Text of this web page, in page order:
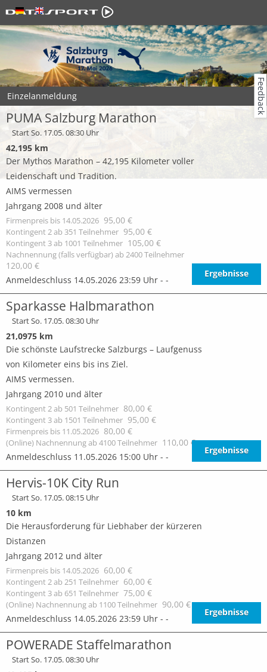
Einzelanmeldung
PUMA Salzburg Marathon
Start So. 17.05. 08:30 Uhr
42,195 km
Der Mythos Marathon – 42,195 Kilometer voller
Leidenschaft und Tradition.
AIMS vermessen
Jahrgang 2008 und älter
Firmenpreis bis 14.05.2026 95,00 €
Kontingent 2 ab 351 Teilnehmer 95,00 €
Kontingent 3 ab 1001 Teilnehmer 105,00 €
Nachnennung (falls verfügbar) ab 2400 Teilnehmer
120,00 €
Anmeldeschluss 14.05.2026 23:59 Uhr - -
Ergebnisse
Sparkasse Halbmarathon
Start So. 17.05. 08:30 Uhr
21,0975 km
Die schönste Laufstrecke Salzburgs – Laufgenuss
von Kilometer eins bis ins Ziel.
AIMS vermessen.
Jahrgang 2010 und älter
Kontingent 2 ab 501 Teilnehmer 80,00 €
Kontingent 3 ab 1501 Teilnehmer 95,00 €
Firmenpreis bis 11.05.2026 80,00 €
(Online) Nachnennung ab 4100 Teilnehmer 110,00 €
Anmeldeschluss 11.05.2026 15:00 Uhr - -
Ergebnisse
Hervis-10K City Run
Start So. 17.05. 08:15 Uhr
10 km
Die Herausforderung für Liebhaber der kürzeren
Distanzen
Jahrgang 2012 und älter
Firmenpreis bis 14.05.2026 60,00 €
Kontingent 2 ab 251 Teilnehmer 60,00 €
Kontingent 3 ab 651 Teilnehmer 75,00 €
(Online) Nachnennung ab 1100 Teilnehmer 90,00 €
Anmeldeschluss 14.05.2026 23:59 Uhr - -
Ergebnisse
POWERADE Staffelmarathon
Start So. 17.05. 08:30 Uhr
Feedback